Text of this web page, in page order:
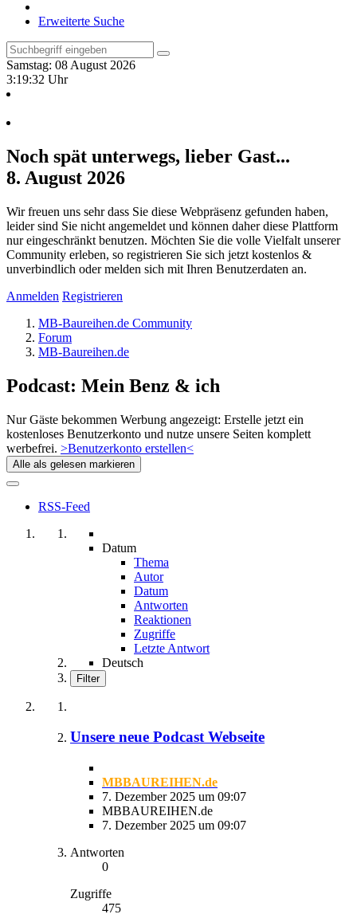
Erweiterte Suche
Samstag: 08 August 2026
3:19:33 Uhr
Noch spät unterwegs, lieber Gast...
8. August 2026
Wir freuen uns sehr dass Sie diese Webpräsenz gefunden haben,
leider sind Sie nicht angemeldet und können daher diese Plattform
nur eingeschränkt benutzen. Möchten Sie die volle Vielfalt unserer
Community erleben, so registrieren Sie sich jetzt kostenlos &
unverbindlich oder melden sich mit Ihren Benutzerdaten an.
Anmelden Registrieren
MB-Baureihen.de Community
Forum
MB-Baureihen.de
Podcast: Mein Benz & ich
Nur Gäste bekommen Werbung angezeigt: Erstelle jetzt ein
kostenloses Benutzerkonto und nutze unsere Seiten komplett
werbefrei. >Benutzerkonto erstellen<
Alle als gelesen markieren
RSS-Feed
Datum
Thema
Autor
Datum
Antworten
Reaktionen
Zugriffe
Letzte Antwort
Deutsch
Filter
Unsere neue Podcast Webseite
MBBAUREIHEN.de
7. Dezember 2025 um 09:07
MBBAUREIHEN.de
7. Dezember 2025 um 09:07
Antworten
0
Zugriffe
475